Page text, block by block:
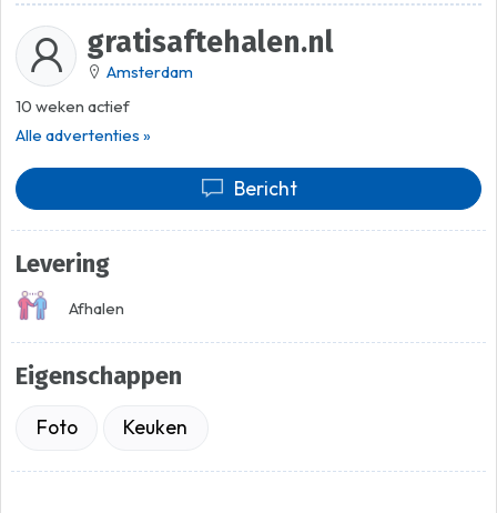
gratisaftehalen.nl
Amsterdam
10 weken actief
Alle advertenties »
Bericht
Levering
Afhalen
Eigenschappen
Foto Keuken